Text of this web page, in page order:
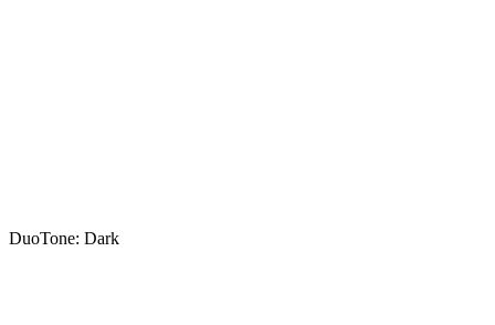
DuoTone: Dark